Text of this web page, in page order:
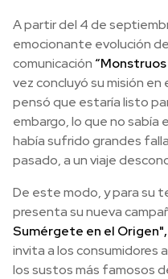
A partir del 4 de
emocionante evolución
comunicación
vez concluyó su misión
pensó que estaría listo
embargo, lo que no sabía
había sufrido grandes
pasado, a un viaje
De este modo, y para su
presenta su nueva
Sumérgete en el Origen",
invita a los consumidores
los sustos más famosos